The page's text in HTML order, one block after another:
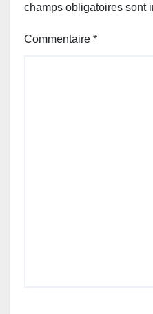
champs obligatoires sont
Commentaire *